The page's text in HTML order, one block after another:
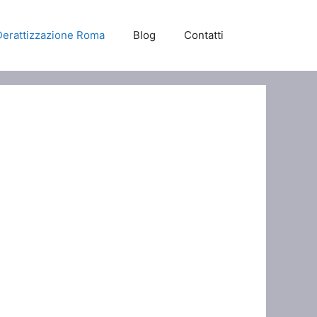
Roma Blog Contatti